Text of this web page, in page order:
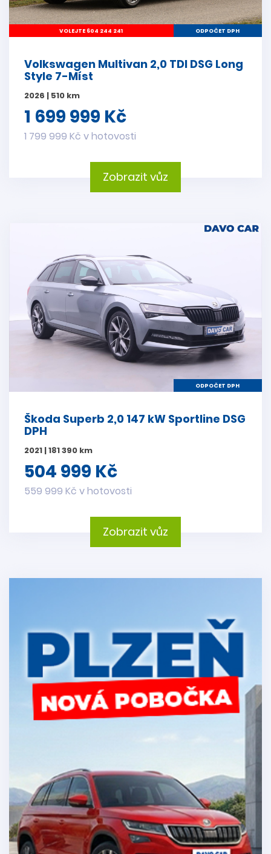
VOLEJTE 604 244 241 ODPOČET DPH
Volkswagen Multivan 2,0 TDI DSG Long
Style 7-Míst
2026 | 510 km
1 699 999 Kč
1 799 999 Kč v hotovosti
Zobrazit vůz
ODPOČET DPH
Škoda Superb 2,0 147 kW Sportline DSG
DPH
2021 | 181 390 km
504 999 Kč
559 999 Kč v hotovosti
Zobrazit vůz